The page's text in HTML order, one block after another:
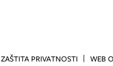
ZAŠTITA PRIVATNOSTI WEB